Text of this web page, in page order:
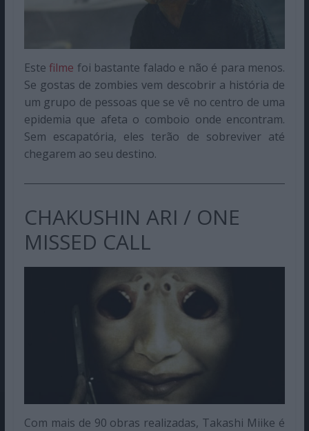
Este filme foi bastante falado e não é para menos.
Se gostas de zombies vem descobrir a história de
um grupo de pessoas que se vê no centro de uma
epidemia que afeta o comboio onde encontram.
Sem escapatória, eles terão de sobreviver até
chegarem ao seu destino.
CHAKUSHIN ARI / ONE
MISSED CALL
Com mais de 90 obras realizadas, Takashi Miike é